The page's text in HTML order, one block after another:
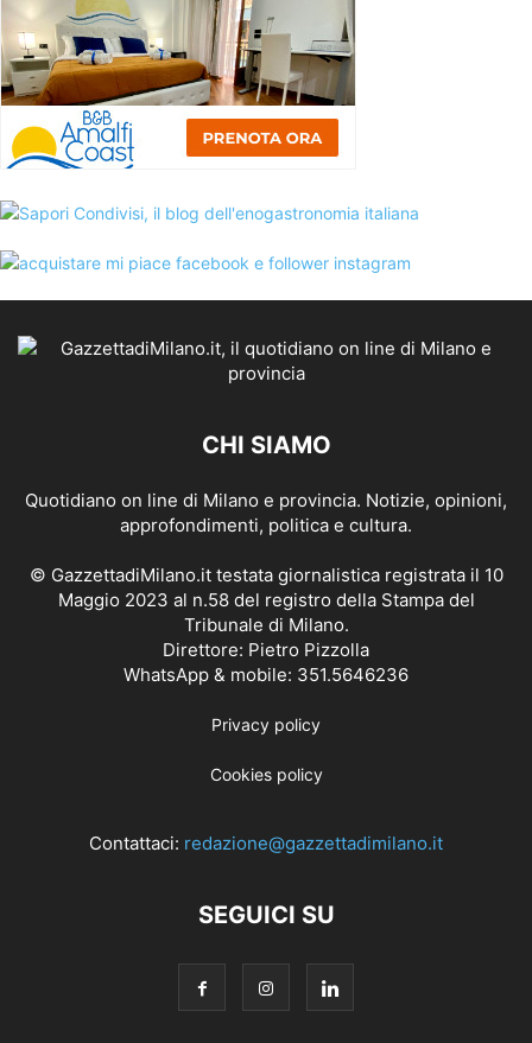
CHI SIAMO
Quotidiano on line di Milano e provincia. Notizie, opinioni,
approfondimenti, politica e cultura.
© GazzettadiMilano.it testata giornalistica registrata il 10
Maggio 2023 al n.58 del registro della Stampa del
Tribunale di Milano.
Direttore: Pietro Pizzolla
WhatsApp & mobile: 351.5646236
Privacy policy
Cookies policy
Contattaci: redazione@gazzettadimilano.it
SEGUICI SU